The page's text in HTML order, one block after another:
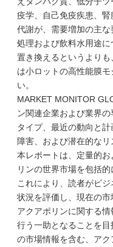
疫学、自己免疫疾患、
代謝が、需要増加の主
処理および飲料水用途
置き換えるというより
は小ロットの高性能膜
い。
MARKET MONITOR
ン関連企業および業界
タイプ、最近の動向と
障害、および潜在的なリ
本レポートは、定量的
リンの世界市場を包括
これにより、読者がビ
状況を評価し、現在の市
アクアポリンに関する
行う一助となることを
の市場情報を含む、ア